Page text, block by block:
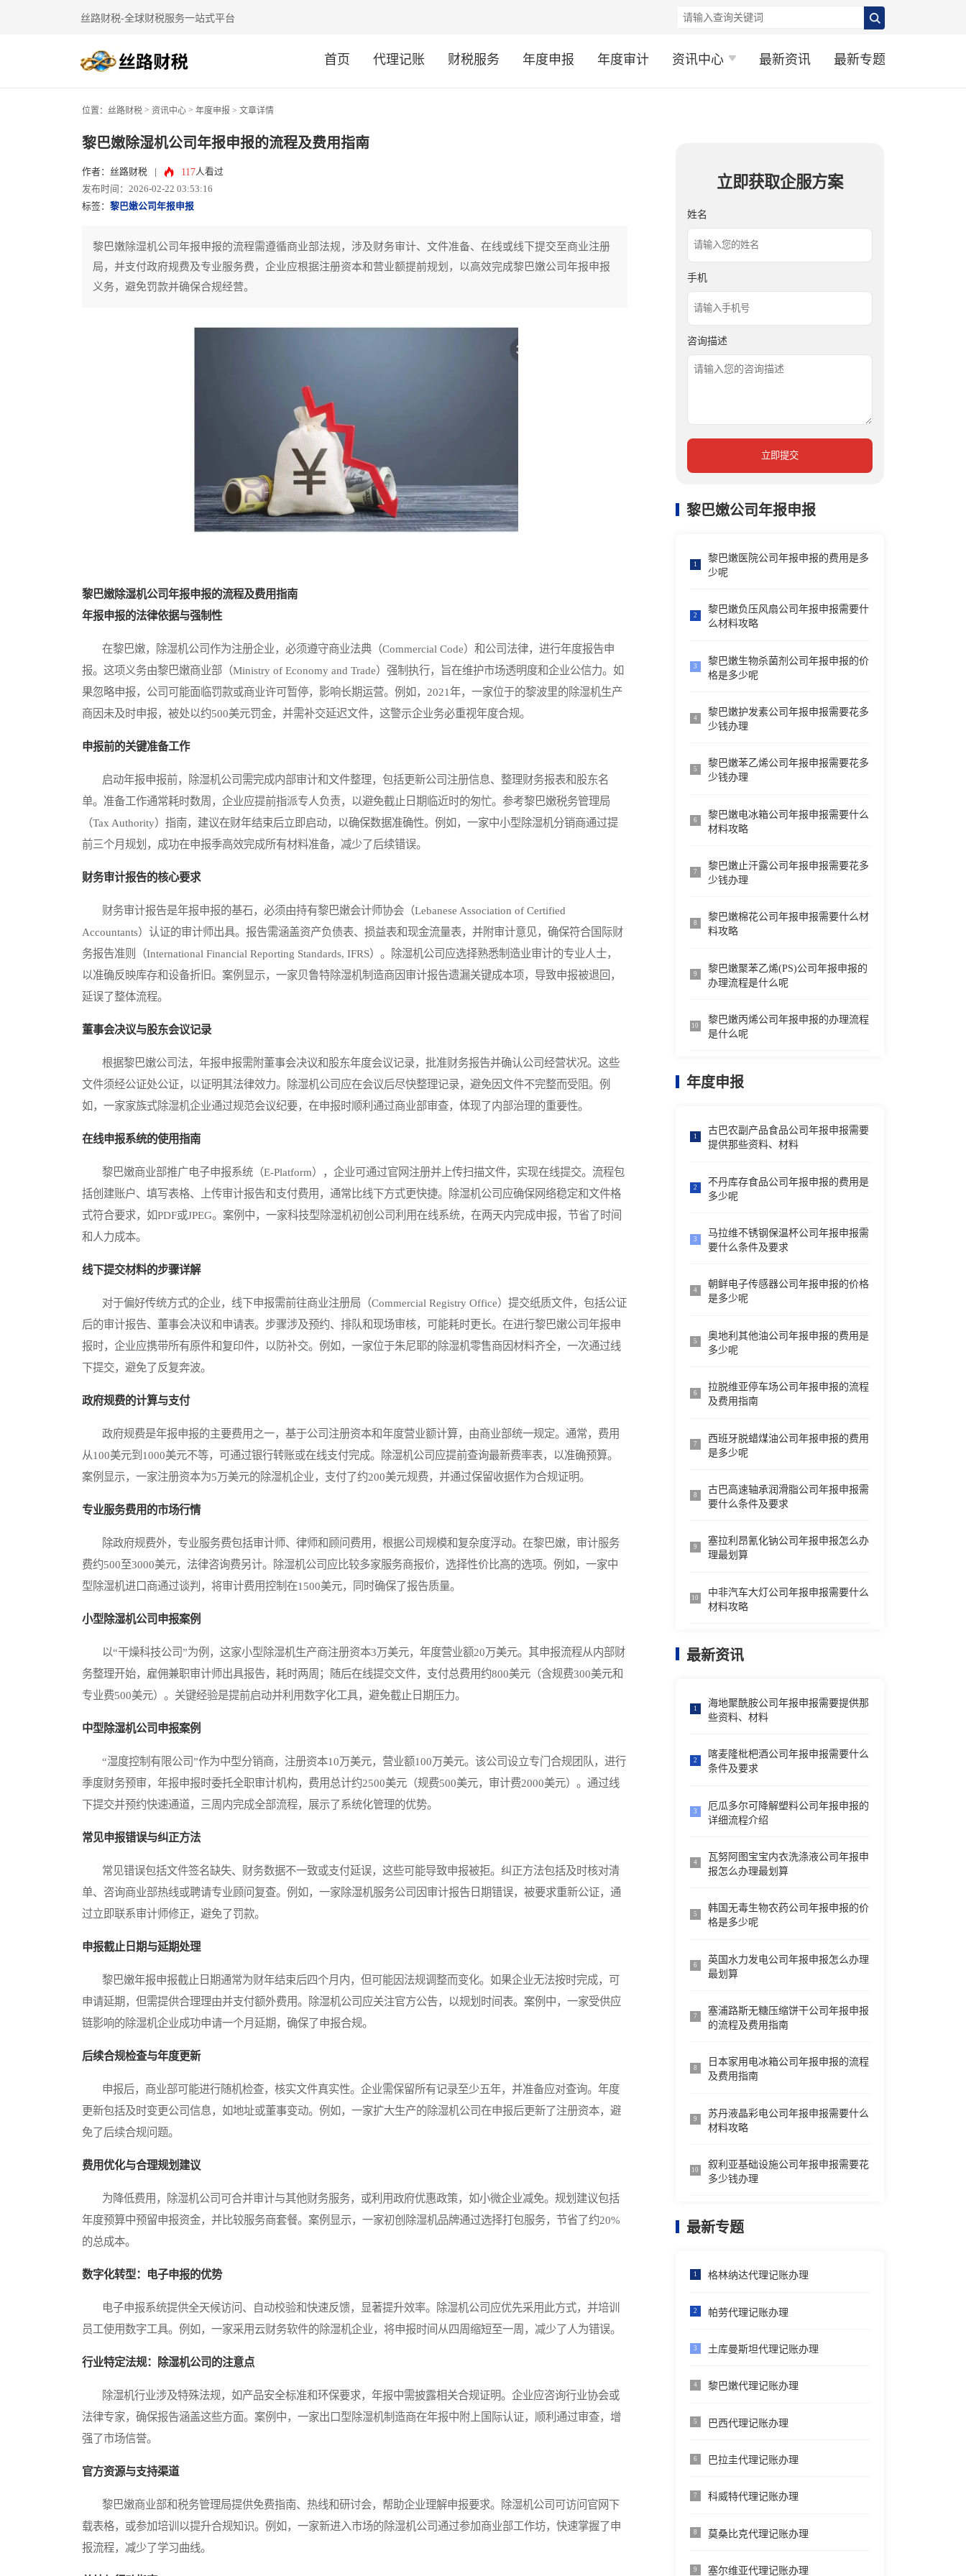
丝路财税-全球财税服务一站式平台
首页 代理记账 财税服务 年度申报 年度审计 资讯中心 最新资讯 最新专题
位置： 丝路财税 > 资讯中心 > 年度申报 > 文章详情
黎巴嫩除湿机公司年报申报的流程及费用指南
作者：丝路财税 117人看过
发布时间：2026-02-22 03:53:16
标签： 黎巴嫩公司年报申报
黎巴嫩除湿机公司年报申报的流程需遵循商业部法规，涉及财务审计、文件准备、在线或线下提交至商业注册
局，并支付政府规费及专业服务费，企业应根据注册资本和营业额提前规划，以高效完成黎巴嫩公司年报申报
义务，避免罚款并确保合规经营。
黎巴嫩除湿机公司年报申报的流程及费用指南
年报申报的法律依据与强制性
在黎巴嫩，除湿机公司作为注册企业，必须遵守商业法典（Commercial Code）和公司法律，进行年度报告申
报。这项义务由黎巴嫩商业部（Ministry of Economy and Trade）强制执行，旨在维护市场透明度和企业公信力。如
果忽略申报，公司可能面临罚款或商业许可暂停，影响长期运营。例如，2021年，一家位于的黎波里的除湿机生产
商因未及时申报，被处以约500美元罚金，并需补交延迟文件，这警示企业务必重视年度合规。
申报前的关键准备工作
启动年报申报前，除湿机公司需完成内部审计和文件整理，包括更新公司注册信息、整理财务报表和股东名
单。准备工作通常耗时数周，企业应提前指派专人负责，以避免截止日期临近时的匆忙。参考黎巴嫩税务管理局
（Tax Authority）指南，建议在财年结束后立即启动，以确保数据准确性。例如，一家中小型除湿机分销商通过提
前三个月规划，成功在申报季高效完成所有材料准备，减少了后续错误。
财务审计报告的核心要求
财务审计报告是年报申报的基石，必须由持有黎巴嫩会计师协会（Lebanese Association of Certified
Accountants）认证的审计师出具。报告需涵盖资产负债表、损益表和现金流量表，并附审计意见，确保符合国际财
务报告准则（International Financial Reporting Standards, IFRS）。除湿机公司应选择熟悉制造业审计的专业人士，
以准确反映库存和设备折旧。案例显示，一家贝鲁特除湿机制造商因审计报告遗漏关键成本项，导致申报被退回，
延误了整体流程。
董事会决议与股东会议记录
根据黎巴嫩公司法，年报申报需附董事会决议和股东年度会议记录，批准财务报告并确认公司经营状况。这些
文件须经公证处公证，以证明其法律效力。除湿机公司应在会议后尽快整理记录，避免因文件不完整而受阻。例
如，一家家族式除湿机企业通过规范会议纪要，在申报时顺利通过商业部审查，体现了内部治理的重要性。
在线申报系统的使用指南
黎巴嫩商业部推广电子申报系统（E-Platform），企业可通过官网注册并上传扫描文件，实现在线提交。流程包
括创建账户、填写表格、上传审计报告和支付费用，通常比线下方式更快捷。除湿机公司应确保网络稳定和文件格
式符合要求，如PDF或JPEG。案例中，一家科技型除湿机初创公司利用在线系统，在两天内完成申报，节省了时间
和人力成本。
线下提交材料的步骤详解
对于偏好传统方式的企业，线下申报需前往商业注册局（Commercial Registry Office）提交纸质文件，包括公证
后的审计报告、董事会决议和申请表。步骤涉及预约、排队和现场审核，可能耗时更长。在进行黎巴嫩公司年报申
报时，企业应携带所有原件和复印件，以防补交。例如，一家位于朱尼耶的除湿机零售商因材料齐全，一次通过线
下提交，避免了反复奔波。
政府规费的计算与支付
政府规费是年报申报的主要费用之一，基于公司注册资本和年度营业额计算，由商业部统一规定。通常，费用
从100美元到1000美元不等，可通过银行转账或在线支付完成。除湿机公司应提前查询最新费率表，以准确预算。
案例显示，一家注册资本为5万美元的除湿机企业，支付了约200美元规费，并通过保留收据作为合规证明。
专业服务费用的市场行情
除政府规费外，专业服务费包括审计师、律师和顾问费用，根据公司规模和复杂度浮动。在黎巴嫩，审计服务
费约500至3000美元，法律咨询费另计。除湿机公司应比较多家服务商报价，选择性价比高的选项。例如，一家中
型除湿机进口商通过谈判，将审计费用控制在1500美元，同时确保了报告质量。
小型除湿机公司申报案例
以“干燥科技公司”为例，这家小型除湿机生产商注册资本3万美元，年度营业额20万美元。其申报流程从内部财
务整理开始，雇佣兼职审计师出具报告，耗时两周；随后在线提交文件，支付总费用约800美元（含规费300美元和
专业费500美元）。关键经验是提前启动并利用数字化工具，避免截止日期压力。
中型除湿机公司申报案例
“湿度控制有限公司”作为中型分销商，注册资本10万美元，营业额100万美元。该公司设立专门合规团队，进行
季度财务预审，年报申报时委托全职审计机构，费用总计约2500美元（规费500美元，审计费2000美元）。通过线
下提交并预约快速通道，三周内完成全部流程，展示了系统化管理的优势。
常见申报错误与纠正方法
常见错误包括文件签名缺失、财务数据不一致或支付延误，这些可能导致申报被拒。纠正方法包括及时核对清
单、咨询商业部热线或聘请专业顾问复查。例如，一家除湿机服务公司因审计报告日期错误，被要求重新公证，通
过立即联系审计师修正，避免了罚款。
申报截止日期与延期处理
黎巴嫩年报申报截止日期通常为财年结束后四个月内，但可能因法规调整而变化。如果企业无法按时完成，可
申请延期，但需提供合理理由并支付额外费用。除湿机公司应关注官方公告，以规划时间表。案例中，一家受供应
链影响的除湿机企业成功申请一个月延期，确保了申报合规。
后续合规检查与年度更新
申报后，商业部可能进行随机检查，核实文件真实性。企业需保留所有记录至少五年，并准备应对查询。年度
更新包括及时变更公司信息，如地址或董事变动。例如，一家扩大生产的除湿机公司在申报后更新了注册资本，避
免了后续合规问题。
费用优化与合理规划建议
为降低费用，除湿机公司可合并审计与其他财务服务，或利用政府优惠政策，如小微企业减免。规划建议包括
年度预算中预留申报资金，并比较服务商套餐。案例显示，一家初创除湿机品牌通过选择打包服务，节省了约20%
的总成本。
数字化转型：电子申报的优势
电子申报系统提供全天候访问、自动校验和快速反馈，显著提升效率。除湿机公司应优先采用此方式，并培训
员工使用数字工具。例如，一家采用云财务软件的除湿机企业，将申报时间从四周缩短至一周，减少了人为错误。
行业特定法规：除湿机公司的注意点
除湿机行业涉及特殊法规，如产品安全标准和环保要求，年报中需披露相关合规证明。企业应咨询行业协会或
法律专家，确保报告涵盖这些方面。案例中，一家出口型除湿机制造商在年报中附上国际认证，顺利通过审查，增
强了市场信誉。
官方资源与支持渠道
黎巴嫩商业部和税务管理局提供免费指南、热线和研讨会，帮助企业理解申报要求。除湿机公司可访问官网下
载表格，或参加培训以提升合规知识。例如，一家新进入市场的除湿机公司通过参加商业部工作坊，快速掌握了申
报流程，减少了学习曲线。
立即获取企服方案
姓名
手机
咨询描述
立即提交
黎巴嫩公司年报申报
1
黎巴嫩医院公司年报申报的费用是多
少呢
2
黎巴嫩负压风扇公司年报申报需要什
么材料攻略
3
黎巴嫩生物杀菌剂公司年报申报的价
格是多少呢
4
黎巴嫩护发素公司年报申报需要花多
少钱办理
5
黎巴嫩苯乙烯公司年报申报需要花多
少钱办理
6
黎巴嫩电冰箱公司年报申报需要什么
材料攻略
7
黎巴嫩止汗露公司年报申报需要花多
少钱办理
8
黎巴嫩棉花公司年报申报需要什么材
料攻略
9
黎巴嫩聚苯乙烯(PS)公司年报申报的
办理流程是什么呢
10
黎巴嫩丙烯公司年报申报的办理流程
是什么呢
年度申报
1
古巴农副产品食品公司年报申报需要
提供那些资料、材料
2
不丹库存食品公司年报申报的费用是
多少呢
3
马拉维不锈钢保温杯公司年报申报需
要什么条件及要求
4
朝鲜电子传感器公司年报申报的价格
是多少呢
5
奥地利其他油公司年报申报的费用是
多少呢
6
拉脱维亚停车场公司年报申报的流程
及费用指南
7
西班牙脱蜡煤油公司年报申报的费用
是多少呢
8
古巴高速轴承润滑脂公司年报申报需
要什么条件及要求
9
塞拉利昂氰化钠公司年报申报怎么办
理最划算
10
中非汽车大灯公司年报申报需要什么
材料攻略
最新资讯
1
海地聚酰胺公司年报申报需要提供那
些资料、材料
2
喀麦隆枇杷酒公司年报申报需要什么
条件及要求
3
厄瓜多尔可降解塑料公司年报申报的
详细流程介绍
4
瓦努阿图宝宝内衣洗涤液公司年报申
报怎么办理最划算
5
韩国无毒生物农药公司年报申报的价
格是多少呢
6
英国水力发电公司年报申报怎么办理
最划算
7
塞浦路斯无糖压缩饼干公司年报申报
的流程及费用指南
8
日本家用电冰箱公司年报申报的流程
及费用指南
9
苏丹液晶彩电公司年报申报需要什么
材料攻略
10
叙利亚基础设施公司年报申报需要花
多少钱办理
最新专题
1 格林纳达代理记账办理
2 帕劳代理记账办理
3 土库曼斯坦代理记账办理
4 黎巴嫩代理记账办理
5 巴西代理记账办理
6 巴拉圭代理记账办理
7 科威特代理记账办理
8 莫桑比克代理记账办理
9 塞尔维亚代理记账办理